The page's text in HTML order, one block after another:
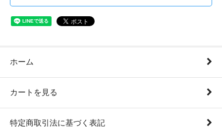
ホーム
カートを見る
特定商取引法に基づく表記